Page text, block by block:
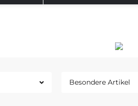
Besondere Artikel